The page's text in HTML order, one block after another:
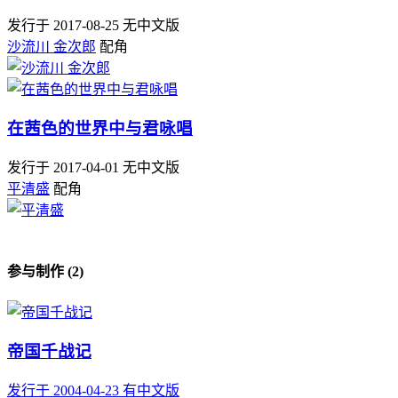
发行于 2017-08-25 无中文版
沙流川 金次郎 配角
在茜色的世界中与君咏唱
发行于 2017-04-01 无中文版
平清盛 配角
参与制作 (2)
帝国千战记
发行于 2004-04-23 有中文版